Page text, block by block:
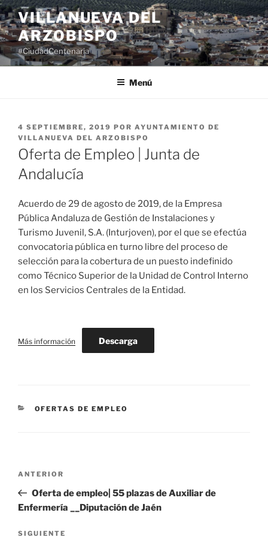
Saltar
al
contenido
VILLANUEVA DEL
ARZOBISPO
#CiudadCentenaria
Menú
PUBLICADO
EL
4 SEPTIEMBRE, 2019 POR AYUNTAMIENTO DE
VILLANUEVA DEL ARZOBISPO
Oferta de Empleo | Junta de
Andalucía
Acuerdo de 29 de agosto de 2019, de la Empresa
Pública Andaluza de Gestión de Instalaciones y
Turismo Juvenil, S.A. (Inturjoven), por el que se efectúa
convocatoria pública en turno libre del proceso de
selección para la cobertura de un puesto indefinido
como Técnico Superior de la Unidad de Control Interno
en los Servicios Centrales de la Entidad.
Más información Descarga
CATEGORÍAS
OFERTAS DE EMPLEO
Navegación
entradas
Entrada
anterior:
ANTERIOR
Oferta de empleo| 55 plazas de Auxiliar de
Enfermería __Diputación de Jaén
Siguiente
SIGUIENTE